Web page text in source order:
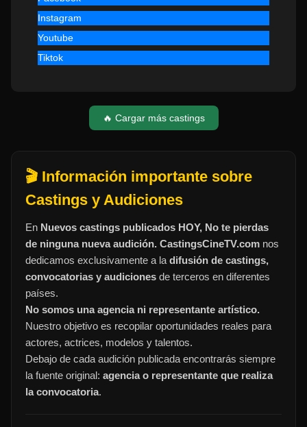
Instagram
Youtube
Tiktok
🔥 Cargar más castings
🎬 Información importante sobre
Castings y Audiciones
En Nuevos castings publicados HOY, No te pierdas
de ninguna nueva audición. CastingsCineTV.com nos
dedicamos exclusivamente a la difusión de castings,
convocatorias y audiciones de terceros en diferentes
países.
No somos una agencia ni representante artístico.
Nuestro objetivo es recopilar oportunidades reales para
actores, actrices, modelos y talentos.
Debajo de cada audición publicada encontrarás siempre
la fuente original: agencia o representante que realiza
la convocatoria.